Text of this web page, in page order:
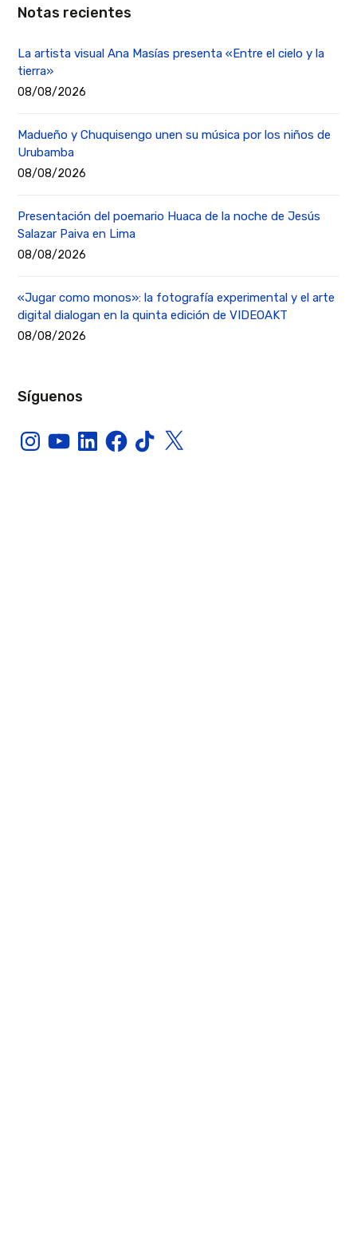
Notas recientes
La artista visual Ana Masías presenta «Entre el cielo y la
tierra»
08/08/2026
Madueño y Chuquisengo unen su música por los niños de
Urubamba
08/08/2026
Presentación del poemario Huaca de la noche de Jesús
Salazar Paiva en Lima
08/08/2026
«Jugar como monos»: la fotografía experimental y el arte
digital dialogan en la quinta edición de VIDEOAKT
08/08/2026
Síguenos
InstagramYouTubeLinkedInFacebook
TikTokX